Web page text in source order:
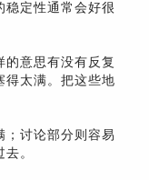
稳定性通常会好很
意思有没有反复
得太满。把这些地
；讨论部分则容易
。